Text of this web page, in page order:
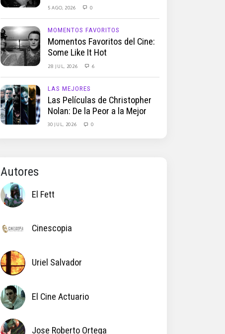
5 AGO, 2026 0
MOMENTOS FAVORITOS
Momentos Favoritos del Cine:
Some Like It Hot
28 JUL, 2026 6
LAS MEJORES
Las Películas de Christopher
Nolan: De la Peor a la Mejor
30 JUL, 2026 0
Autores
El Fett
Cinescopia
Uriel Salvador
El Cine Actuario
Jose Roberto Ortega